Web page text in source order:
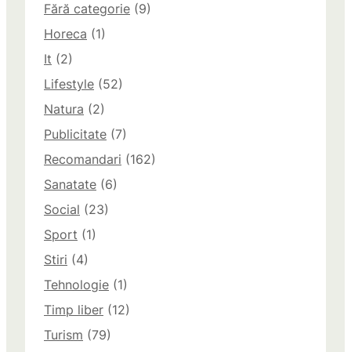
Fără categorie (9)
Horeca (1)
It (2)
Lifestyle (52)
Natura (2)
Publicitate (7)
Recomandari (162)
Sanatate (6)
Social (23)
Sport (1)
Stiri (4)
Tehnologie (1)
Timp liber (12)
Turism (79)